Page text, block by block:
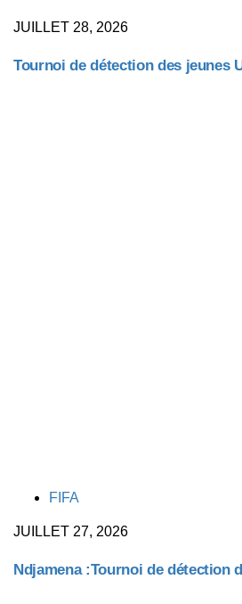
JUILLET 28, 2026
Tournoi de détection des jeunes
TAGSFIFA
JUILLET 27, 2026
Ndjamena :Tournoi de détection